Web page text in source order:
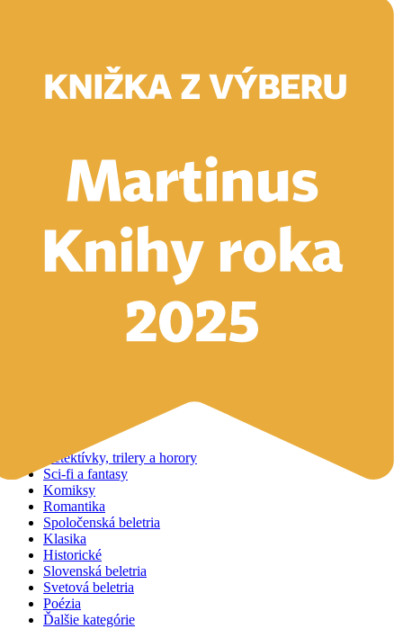
Vyhľadávanie
Vyhľadávanie
Detektívky, trilery a horory
Sci-fi a fantasy
Komiksy
Romantika
Spoločenská beletria
Klasika
Historické
Slovenská beletria
Svetová beletria
Poézia
Ďalšie kategórie